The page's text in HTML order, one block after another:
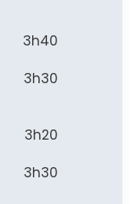
3h40
3h30
3h20
3h30